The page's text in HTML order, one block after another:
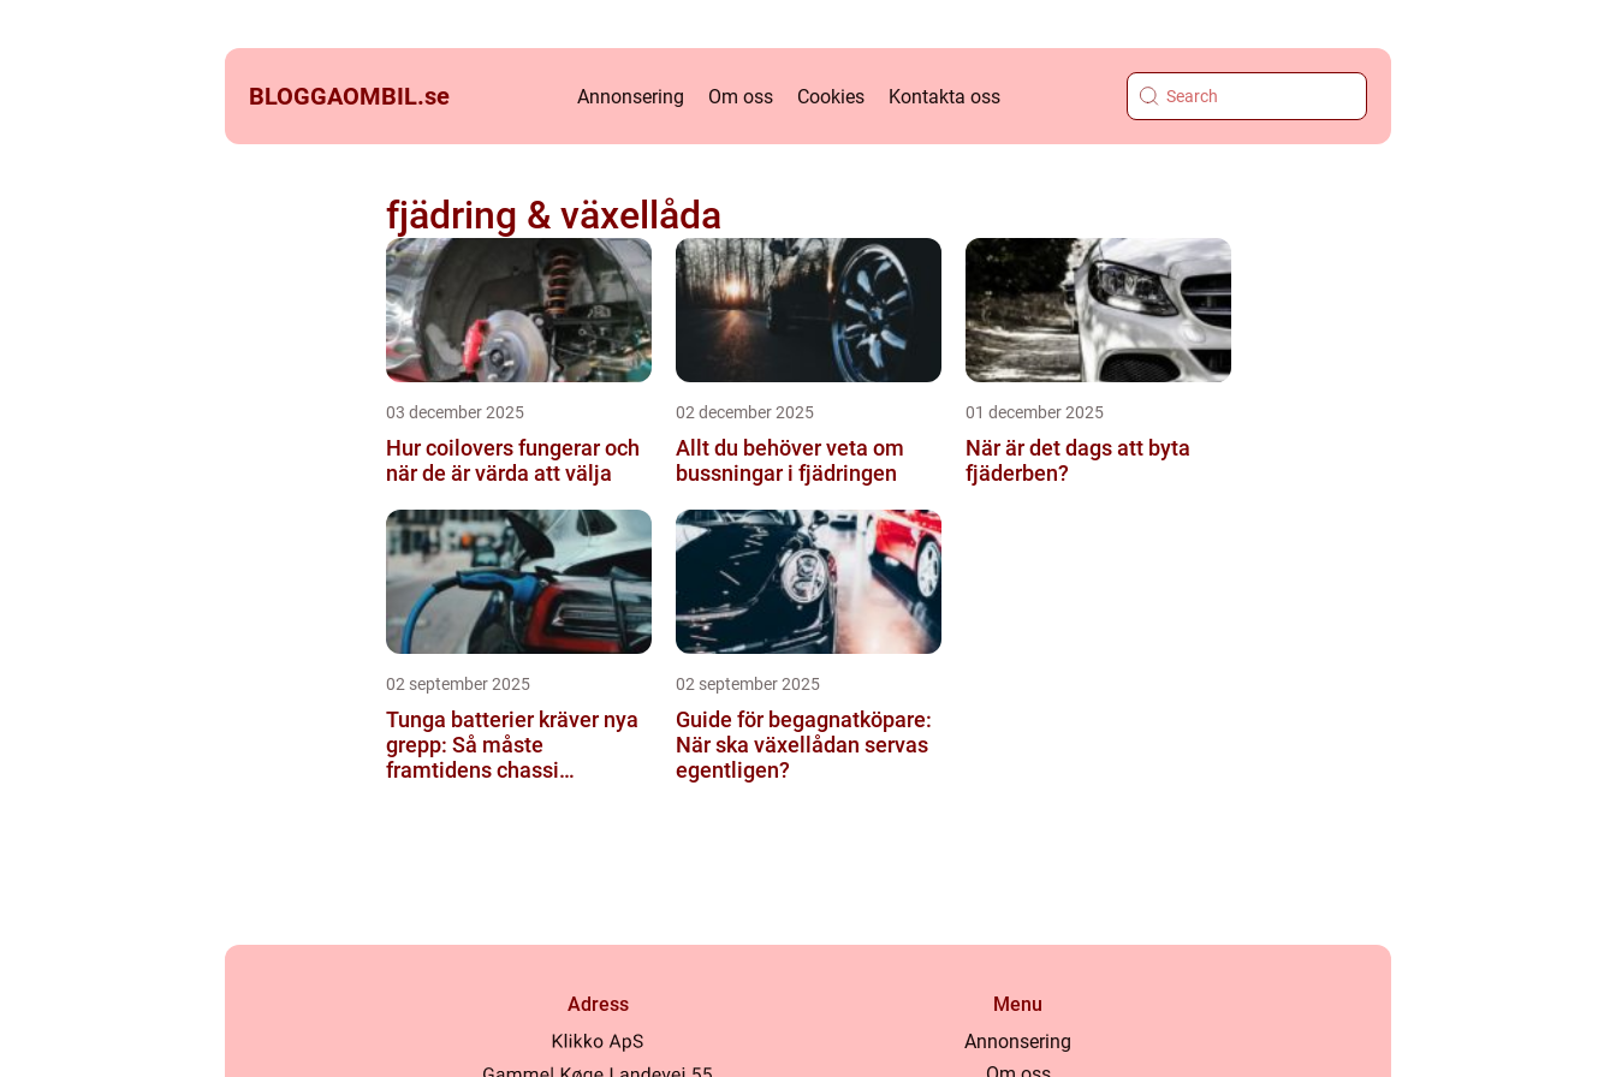
BLOGGAOMBIL.se Annonsering Om oss Cookies Kontakta oss
fjädring & växellåda
03 december 2025
Hur coilovers fungerar och
när de är värda att välja
02 december 2025
Allt du behöver veta om
bussningar i fjädringen
01 december 2025
När är det dags att byta
fjäderben?
02 september 2025
Tunga batterier kräver nya
grepp: Så måste
framtidens chassi
02 september 2025
Guide för begagnatköpare:
När ska växellådan servas
egentligen?
Adress
Menu
Annonsering